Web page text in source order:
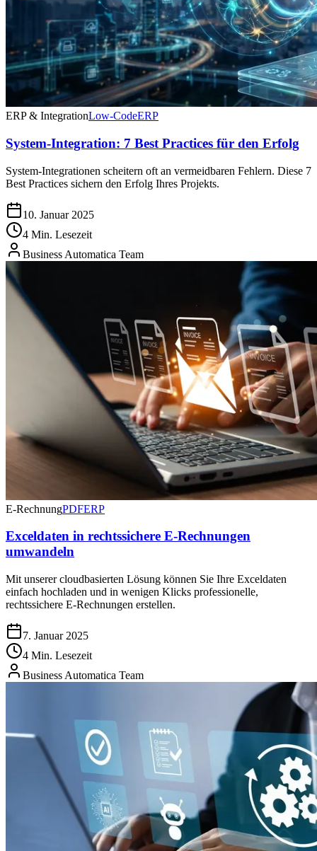
ERP & IntegrationLow-CodeERP
System-Integration: 7 Best Practices für den Erfolg
System-Integrationen scheitern oft an vermeidbaren Fehlern. Diese 7
Best Practices sichern den Erfolg Ihres Projekts.
10. Januar 2025
4 Min. Lesezeit
Business Automatica Team
E-RechnungPDFERP
Exceldaten in rechtssichere E-Rechnungen
umwandeln
Mit unserer cloudbasierten Lösung können Sie Ihre Exceldaten
einfach hochladen und in wenigen Klicks professionelle,
rechtssichere E-Rechnungen erstellen.
7. Januar 2025
4 Min. Lesezeit
Business Automatica Team